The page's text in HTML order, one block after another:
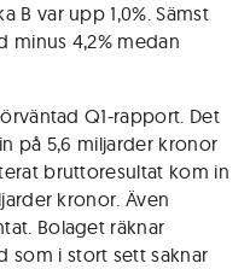
B var upp 1,0%. Sämst
minus 4,2% medan
Q1-rapport. Det
på 5,6 miljarder kronor
bruttoresultat kom in
kronor. Även
Bolaget räknar
som i stort sett saknar